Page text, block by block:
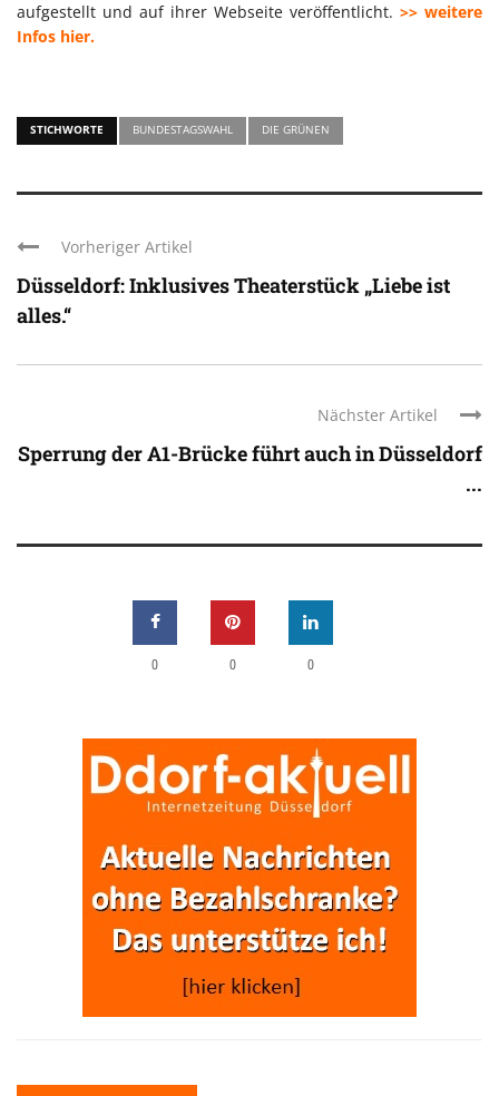
aufgestellt und auf ihrer Webseite veröffentlicht. >> weitere
Infos hier.
STICHWORTE BUNDESTAGSWAHL DIE GRÜNEN
Vorheriger Artikel
Düsseldorf: Inklusives Theaterstück „Liebe ist
alles.“
Nächster Artikel
Sperrung der A1-Brücke führt auch in Düsseldorf
...
0 0 0